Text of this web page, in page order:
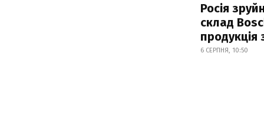
Росія
склад
6 СЕРПНЯ, 10:50